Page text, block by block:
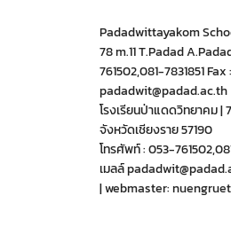
Padadwittayakom
78 m.11 T.Padad
761502,081-7831851
padadwit@padad.ac.th
โรงเรียนป่าแดดวิทยาคม |
จังหวัดเชียงราย 57190
โทรศัพท์ : 053-
เมลล์
| webmaster: